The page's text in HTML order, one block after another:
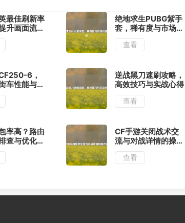
最佳刷新率
升画面流畅
体验
绝地求生PUBG紫手
套，稀有度与市场价
值全解析
查看
6，
车性能与价
逆战黑刀速刷攻略，
高效技巧与实战心得
查看
率高？路由
查与优化全
CF手游关闭战术交
流与对战详情的操作
指南
查看